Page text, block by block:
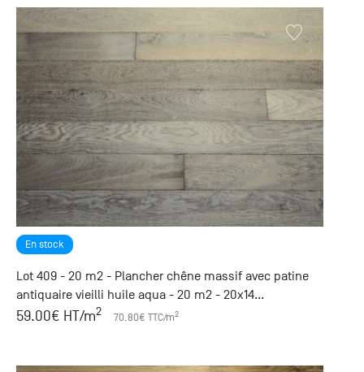
En stock
Lot 409 - 20 m2 - Plancher chêne massif avec patine
antiquaire vieilli huile aqua - 20 m2 - 20x14...
59.00€ HT/m2 70.80€ TTC/m2